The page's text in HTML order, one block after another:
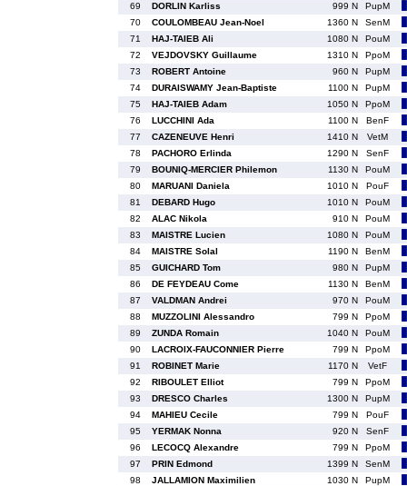
69
DORLIN Karliss 999 N
PupM
70
COULOMBEAU Jean-Noel 1360 N
SenM
71
HAJ-TAIEB Ali 1080 N
PouM
72
VEJDOVSKY Guillaume 1310 N
PpoM
73
ROBERT Antoine 960 N
PupM
74
DURAISWAMY Jean-Baptiste 1100 N
PupM
75
HAJ-TAIEB Adam 1050 N
PpoM
76
LUCCHINI Ada 1100 N
BenF
77
CAZENEUVE Henri 1410 N
VetM
78
PACHORO Erlinda 1290 N
SenF
79
BOUNIQ-MERCIER Philemon 1130 N
PouM
80
MARUANI Daniela 1010 N
PouF
81
DEBARD Hugo 1010 N
PouM
82
ALAC Nikola 910 N
PouM
83
MAISTRE Lucien 1080 N
PouM
84
MAISTRE Solal 1190 N
BenM
85
GUICHARD Tom 980 N
PupM
86
DE FEYDEAU Come 1130 N
BenM
87
VALDMAN Andrei 970 N
PouM
88
MUZZOLINI Alessandro 799 N
PpoM
89
ZUNDA Romain 1040 N
PouM
90
LACROIX-FAUCONNIER Pierre 799 N
PpoM
91
ROBINET Marie 1170 N
VetF
92
RIBOULET Elliot 799 N
PpoM
93
DRESCO Charles 1300 N
PupM
94
MAHIEU Cecile 799 N
PouF
95
YERMAK Nonna 920 N
SenF
96
LECOCQ Alexandre 799 N
PpoM
97
PRIN Edmond 1399 N
SenM
98
JALLAMION Maximilien 1030 N
PupM